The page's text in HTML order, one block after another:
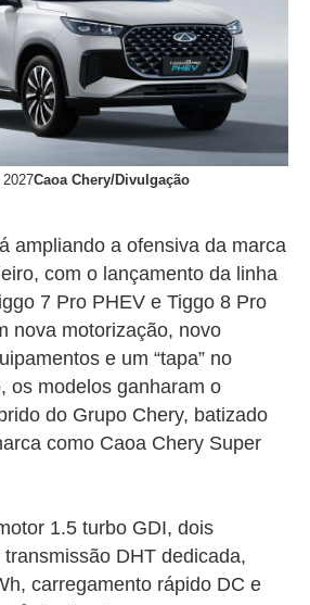
Caoa Chery/Divulgação
ampliando a ofensiva da marca
com o lançamento da linha
7 Pro PHEV e Tiggo 8 Pro
nova motorização, novo
e um “tapa” no
os modelos ganharam o
do Grupo Chery, batizado
como Caoa Chery Super
1.5 turbo GDI, dois
DHT dedicada,
carregamento rápido DC e